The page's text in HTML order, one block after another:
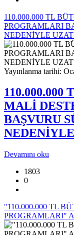
110.000.000 TL
PROGRAMLARI
NEDENİYLE
Yayınlanma tarihi:
110.000.000
MALİ
BAŞVURU
Devamını oku
1803
0
"110.000.000 TL
PROGRAMLARI"